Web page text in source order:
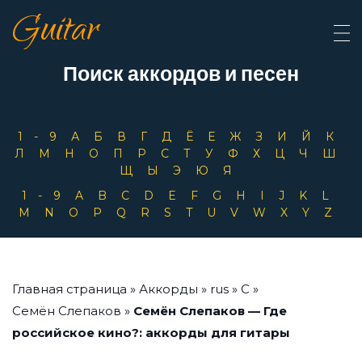
Guitar
Поиск аккордов и песен
1-9 А Б В Г Д Ё Е Ж З И Й
К
Л
М Н О П Р С Т У Ф Х Ц Ч
Ш
Щ
Ы Э Ю
Я
1-9
A B C D E F G H I J K
L
M
N O P Q R S T U V W X Y Z
Главная страница » Аккорды » rus » С »
Семён Слепаков » Семён Слепаков — Где
российское кино?: аккорды для гитары